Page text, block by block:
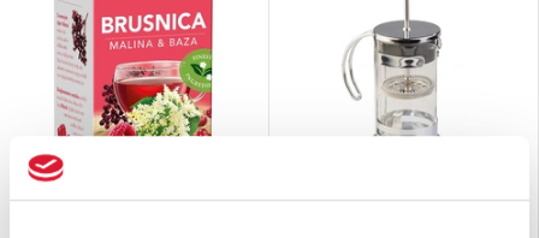
Ovocný čaj Brusnica, Cafetiera Leon 0,75l na